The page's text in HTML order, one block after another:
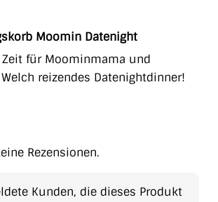
Moomin Datenight
für Moominmama und
reizendes Datenightdinner!
Rezensionen.
Kunden, die dieses Produkt